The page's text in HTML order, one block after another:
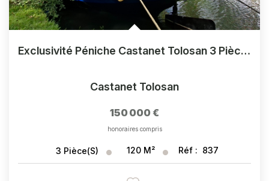
Exclusivité Péniche Castanet Tolosan 3 Pièce(s) 120 M2
Castanet Tolosan
150 000 €
honoraires compris
3 Pièce(s) 120 M² Réf : 837